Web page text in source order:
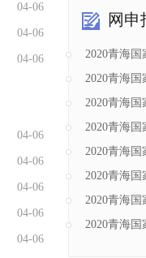
04-06
04-06
04-06
04-06
04-06
04-06
04-06
04-06
网申
2020青海
2020青海
2020青海
2020青海
2020青海
2020青海
2020青海
2020青海